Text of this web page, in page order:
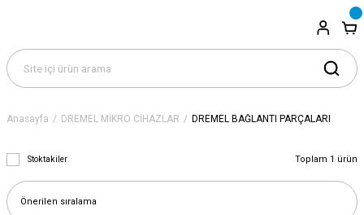
Anasayfa DREMEL MİKRO CİHAZLAR DREMEL BAĞLANTI PARÇALARI
Stoktakiler Toplam 1 ürün